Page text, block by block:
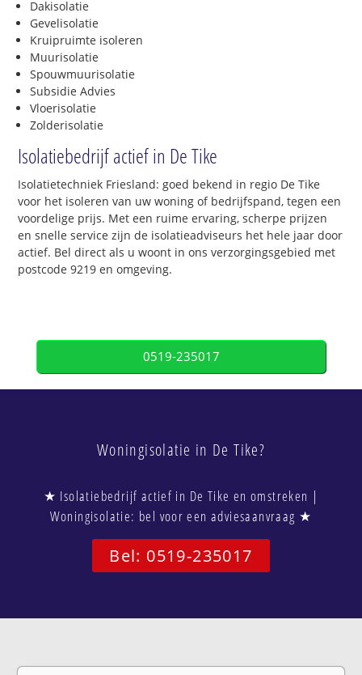
Dakisolatie
Gevelisolatie
Kruipruimte isoleren
Muurisolatie
Spouwmuurisolatie
Subsidie Advies
Vloerisolatie
Zolderisolatie
Isolatiebedrijf actief in De Tike
Isolatietechniek Friesland: goed bekend in regio De Tike
voor het isoleren van uw woning of bedrijfspand, tegen een
voordelige prijs. Met een ruime ervaring, scherpe prijzen
en snelle service zijn de isolatieadviseurs het hele jaar door
actief. Bel direct als u woont in ons verzorgingsgebied met
postcode 9219 en omgeving.
0519-235017
Woningisolatie in De Tike?
★ Isolatiebedrijf actief in De Tike en omstreken |
Woningisolatie: bel voor een adviesaanvraag ★
Bel: 0519-235017